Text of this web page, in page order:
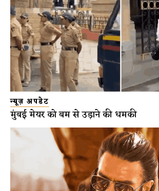
न्यूज़ अपडेट
मुंबई मेयर को बम से उड़ाने की धमकी